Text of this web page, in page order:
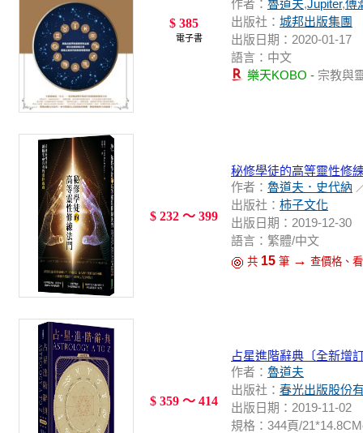
$ 385
電子書
作者： 魯道夫,Jupiter,傅
出版社： 城邦出版集團
出版日期：2020-01-17
語言：中文
樂天KOBO - 宗教與
$ 232 ～ 399
秘修學徒的高等靈性修
作者： 魯道夫．史代納
出版社： 柿子文化
出版日期：2019-12-30
語言：繁體/中文
共 15 筆 → 查價格、
$ 359 ～ 414
占星進階辭典〔全新增
作者： 魯道夫
出版社： 春光出版股份
出版日期：2019-11-02
規格：344頁/